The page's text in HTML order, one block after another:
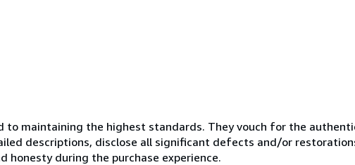
to maintaining the highest standards. They vouch for the
descriptions, disclose all significant defects and/or
honesty during the purchase experience.